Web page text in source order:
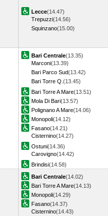
Lecce(14.47)
Trepuzzi(14.56)
Squinzano(15.00)
Bari Centrale(13.35)
Marconi(13.39)
Bari Parco Sud(13.42)
Bari Torre Q. (13.45)
Bari Torre A Mare(13.51)
Mola Di Bari(13.57)
Polignano A Mare(14.06)
Monopoli(14.12)
Fasano(14.21)
Cisternino(14.27)
Ostuni(14.36)
Carovigno(14.42)
Brindisi(14.58)
Bari Centrale(14.02)
Bari Torre A Mare(14.13)
Monopoli(14.29)
Fasano(14.37)
Cisternino(14.43)